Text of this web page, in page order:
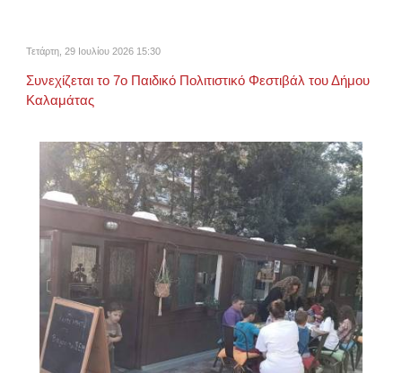
Τετάρτη, 29 Ιουλίου 2026 15:30
Συνεχίζεται το 7ο Παιδικό Πολιτιστικό Φεστιβάλ του Δήμου
Καλαμάτας